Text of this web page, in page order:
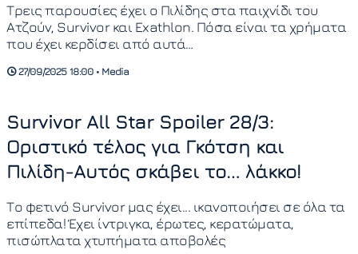
Τρεις παρουσίες έχει ο Πιλίδης στα παιχνίδι του
Ατζούν, Survivor και Exathlon. Πόσα είναι τα χρήματα
που έχει κερδίσει από αυτά…
27/09/2025 18:00 • Media
Survivor All Star Spoiler 28/3:
Οριστικό τέλος για Γκότση και
Πιλίδη-Αυτός σκάβει το… λάκκο!
Το φετινό Survivor μας έχει... ικανοποιήσει σε όλα τα
επίπεδα! Έχει ίντριγκα, έρωτες, κερατώματα,
πισώπλατα χτυπήματα αποβολές